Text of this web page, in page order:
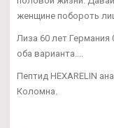
женщине побороть
Лиза 60 лет Германия
оба варианта....
Пептид HEXARELIN
Коломна.